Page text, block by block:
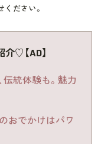
ださい。
♡【AD】
統体験も。魅力
おでかけはパワ